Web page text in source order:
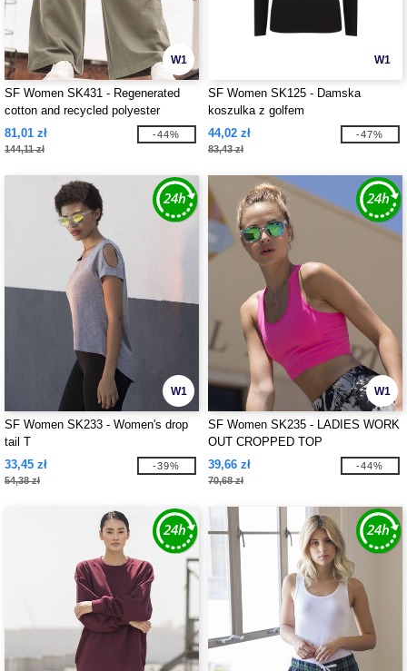
W1
SF Women SK431 - Regenerated
cotton and recycled polyester
joggers
81,01 zł
144,11 zł
-44%
W1
SF Women SK125 - Damska
koszulka z golfem
44,02 zł
83,43 zł
-47%
W1
SF Women SK233 - Women's drop
tail T
33,45 zł
54,38 zł
-39%
W1
SF Women SK235 - LADIES WORK
OUT CROPPED TOP
39,66 zł
70,68 zł
-44%